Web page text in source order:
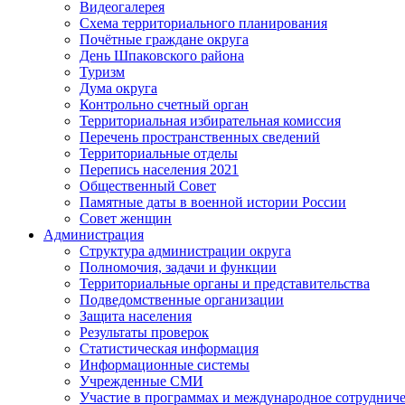
Видеогалерея
Схема территориального планирования
Почётные граждане округа
День Шпаковского района
Туризм
Дума округа
Контрольно счетный орган
Территориальная избирательная комиссия
Перечень пространственных сведений
Территориальные отделы
Перепись населения 2021
Общественный Совет
Памятные даты в военной истории России
Совет женщин
Администрация
Структура администрации округа
Полномочия, задачи и функции
Территориальные органы и представительства
Подведомственные организации
Защита населения
Результаты проверок
Статистическая информация
Информационные системы
Учрежденные СМИ
Участие в программах и международное